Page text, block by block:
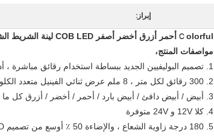
إبراز:
C olorful أحمر أزرق أخضر أصفر COB LED لينة الشريط الشريط مع ملصق ضوء فوب الخطي
مواصفات المنتج،
1. تصميم البوليفيين الجديد ببساطة استخدام رقائق مباشرة ، أداء الإضاءة الفائقة
2. 300 رقائق لكل متر ، 8 ملم عرض ثنائي الفينيل متعدد الكلور ، لا مزيد من المخاوف حول بقعة مظلمة
3. أبيض / أبيض دافئ / أبيض بارد / أحمر / أخضر / أزرق كل ما هو متاح
4. كلا 12V و 24V متوفرة
5. 180 درجة زاوية الشعاع ، والإضاءة 50 ٪ أوسع من تصميم SMD